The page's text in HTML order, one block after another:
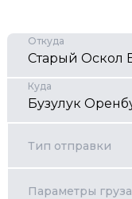
Откуда
Куда
Тип отправки
Параметры груза